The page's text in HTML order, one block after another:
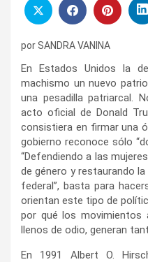
por SANDRA VANINA
En Estados Unidos la
machismo un nuevo
una pesadilla patriarcal.
acto oficial de Donald
consistiera en firmar una
gobierno reconoce sólo
“Defendiendo a las
de género y restaurando
federal”, basta para
orientan este tipo de
por qué los movimientos
llenos de odio, generan
En 1991 Albert O.